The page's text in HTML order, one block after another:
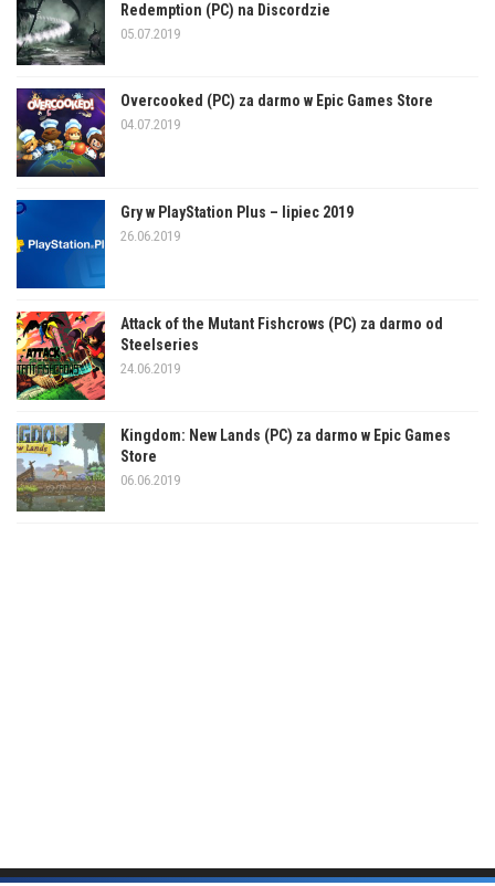
Redemption (PC) na Discordzie
05.07.2019
Overcooked (PC) za darmo w Epic Games Store
04.07.2019
Gry w PlayStation Plus – lipiec 2019
26.06.2019
Attack of the Mutant Fishcrows (PC) za darmo od
Steelseries
24.06.2019
Kingdom: New Lands (PC) za darmo w Epic Games
Store
06.06.2019